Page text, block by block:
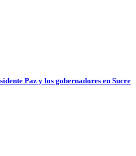
Paz y los gobernadores en Sucre